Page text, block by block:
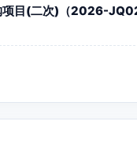
项目(二次)（2026-